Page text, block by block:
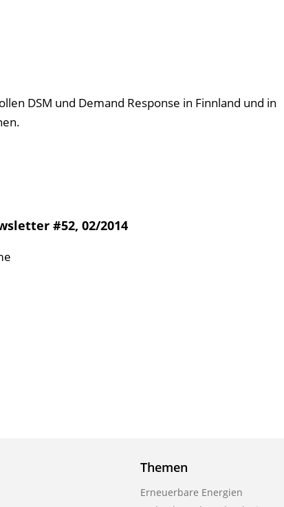
DSM und Demand Response in Finnland und in
#52, 02/2014
Themen
Erneuerbare Energien